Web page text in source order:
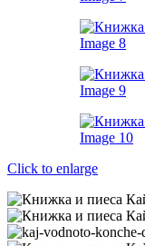
Click to enlarge